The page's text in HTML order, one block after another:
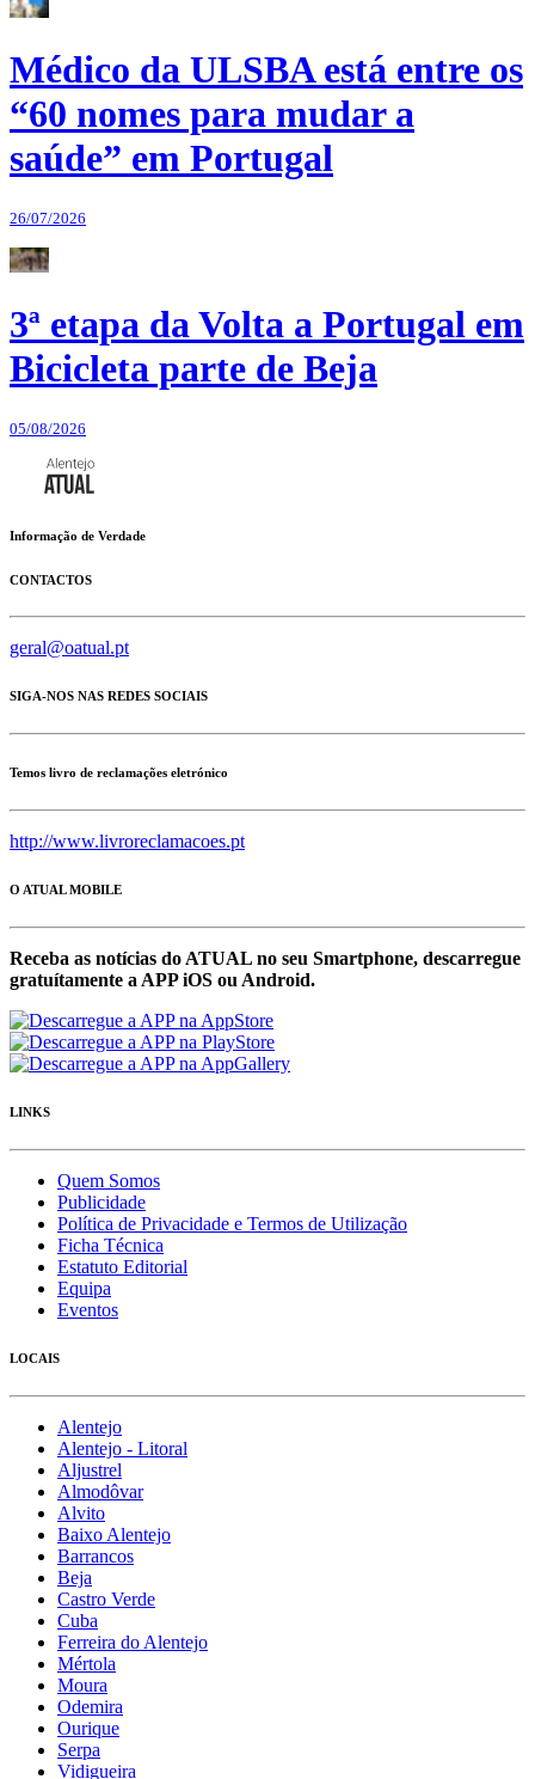
Médico da ULSBA está entre os
“60 nomes para mudar a
saúde” em Portugal
26/07/2026
3ª etapa da Volta a Portugal em
Bicicleta parte de Beja
05/08/2026
Informação de Verdade
CONTACTOS
geral@oatual.pt
SIGA-NOS NAS REDES SOCIAIS
Temos livro de reclamações eletrónico
http://www.livroreclamacoes.pt
O ATUAL MOBILE
Receba as notícias do ATUAL no seu Smartphone, descarregue
gratuítamente a APP iOS ou Android.
LINKS
Quem Somos
Publicidade
Política de Privacidade e Termos de Utilização
Ficha Técnica
Estatuto Editorial
Equipa
Eventos
LOCAIS
Alentejo
Alentejo - Litoral
Aljustrel
Almodôvar
Alvito
Baixo Alentejo
Barrancos
Beja
Castro Verde
Cuba
Ferreira do Alentejo
Mértola
Moura
Odemira
Ourique
Serpa
Vidigueira